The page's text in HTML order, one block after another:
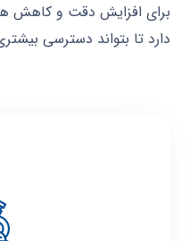
برای افزایش دقت و کاهش
دارد تا بتواند دسترسی